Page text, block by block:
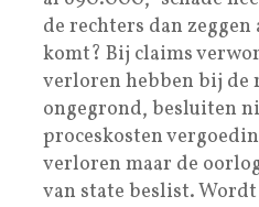
de rechters dan
komt? Bij claims
verloren hebben bij de
ongegrond, besluiten
proceskosten
verloren maar de
van state beslist.